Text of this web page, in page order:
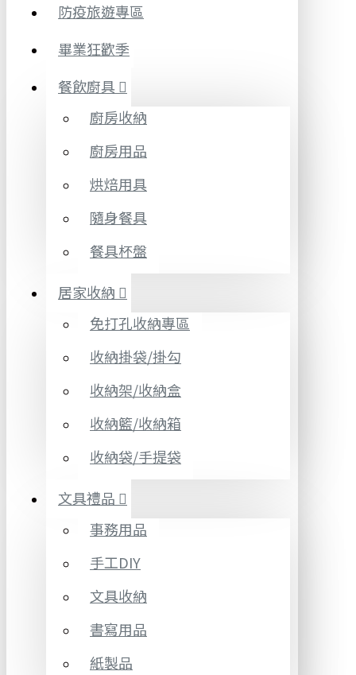
防疫旅遊專區
畢業狂歡季
餐飲廚具
廚房收納
廚房用品
烘焙用具
隨身餐具
餐具杯盤
居家收納
免打孔收納專區
收納掛袋/掛勾
收納架/收納盒
收納籃/收納箱
收納袋/手提袋
文具禮品
事務用品
手工DIY
文具收納
書寫用品
紙製品